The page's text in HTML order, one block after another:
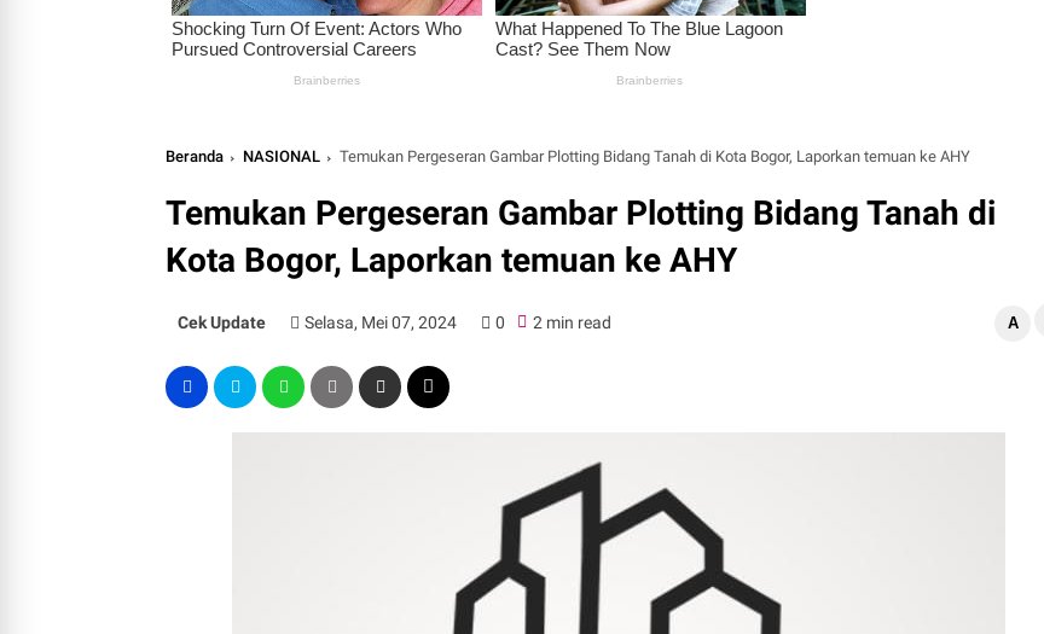
Beranda NASIONAL Temukan Pergeseran Gambar Plotting Bidang Tanah di Kota Bogor, Laporkan temuan ke AHY
Temukan Pergeseran Gambar Plotting Bidang Tanah di
Kota Bogor, Laporkan temuan ke AHY
Cek Update Selasa, Mei 07, 2024 0 2 min read A